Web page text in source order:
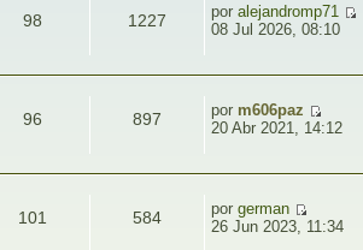
98 1227 por alejandromp71
08 Jul 2026, 08:10
96 897 por m606paz
20 Abr 2021, 14:12
101 584 por german
26 Jun 2023, 11:34